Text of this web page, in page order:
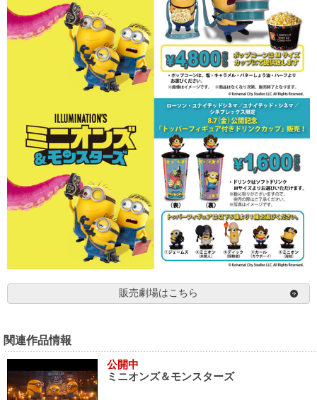
販売劇場はこちら
関連作品情報
公開中
ミニオンズ＆モンスターズ